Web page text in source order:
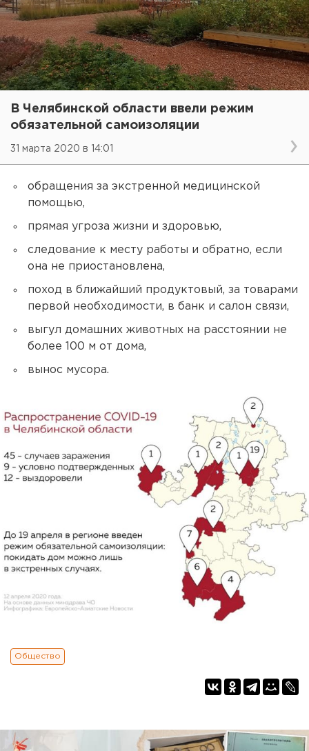
В Челябинской области ввели режим
обязательной самоизоляции
31 марта 2020 в 14:01
обращения за экстренной медицинской
помощью,
прямая угроза жизни и здоровью,
следование к месту работы и обратно, если
она не приостановлена,
поход в ближайший продуктовый, за товарами
первой необходимости, в банк и салон связи,
выгул домашних животных на расстоянии не
более 100 м от дома,
вынос мусора.
Общество